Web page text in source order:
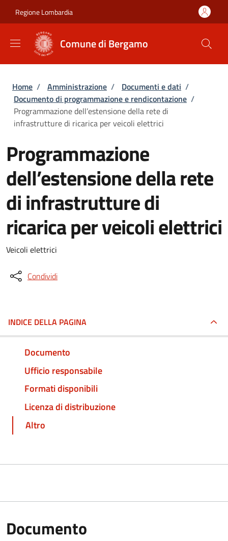
Regione Lombardia
Comune di Bergamo
Briciole di pane
Home / Amministrazione / Documenti e dati /
Documento di programmazione e rendicontazione /
Programmazione dell’estensione della rete di
infrastrutture di ricarica per veicoli elettrici
Programmazione
dell’estensione della rete
di infrastrutture di
ricarica per veicoli elettrici
Veicoli elettrici
Condividi
INDICE DELLA PAGINA
Documento
Ufficio responsabile
Formati disponibili
Licenza di distribuzione
Altro
Documento